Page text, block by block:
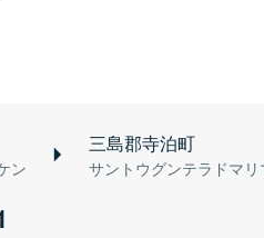
ン
三島郡寺泊町
サントウグンテラドマリ